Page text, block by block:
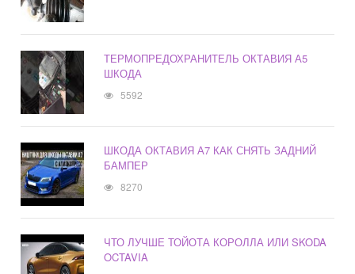
ТЕРМОПРЕДОХРАНИТЕЛЬ ОКТАВИЯ А5
ШКОДА
5592
ШКОДА ОКТАВИЯ А7 КАК СНЯТЬ ЗАДНИЙ
БАМПЕР
8270
ЧТО ЛУЧШЕ ТОЙОТА КОРОЛЛА ИЛИ SKODA
OCTAVIA